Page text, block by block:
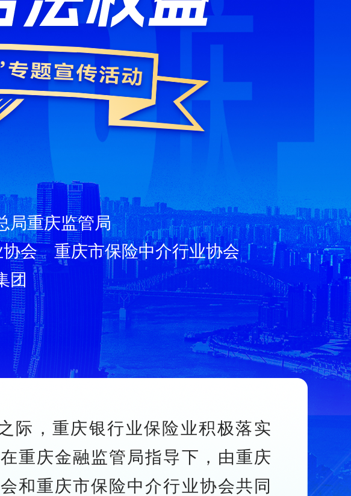
局重庆监管局
会 重庆市保险中介行业协会
团
际，重庆银行业保险业积极落实
重庆金融监管局指导下，由重庆
和重庆市保险中介行业协会共同